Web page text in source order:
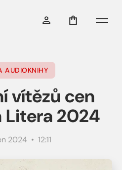
Menu
AUDIOKNIHY
vítězů cen
Litera 2024
2024 • 12:11